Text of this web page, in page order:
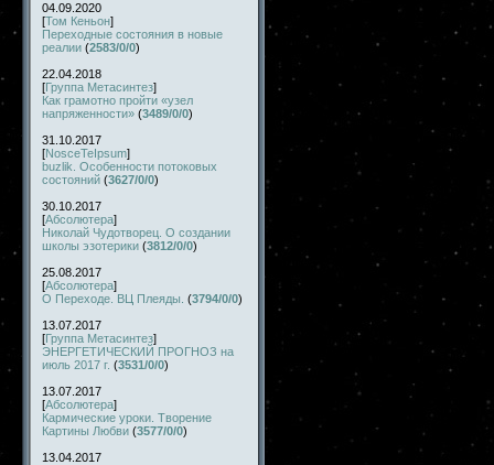
04.09.2020
[Том Кеньон]
Переходные состояния в новые
реалии (2583/0/0)
22.04.2018
[Группа Метасинтез]
Как грамотно пройти «узел
напряженности» (3489/0/0)
31.10.2017
[NosceTeIpsum]
buzlik. Особенности потоковых
состояний (3627/0/0)
30.10.2017
[Абсолютера]
Николай Чудотворец. О создании
школы эзотерики (3812/0/0)
25.08.2017
[Абсолютера]
О Переходе. ВЦ Плеяды. (3794/0/0)
13.07.2017
[Группа Метасинтез]
ЭНЕРГЕТИЧЕСКИЙ ПРОГНОЗ на
июль 2017 г. (3531/0/0)
13.07.2017
[Абсолютера]
Кармические уроки. Творение
Картины Любви (3577/0/0)
13.04.2017